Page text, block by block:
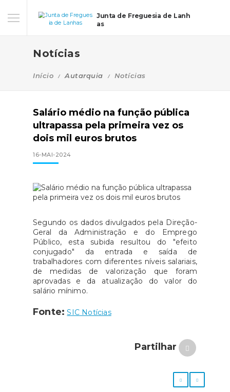
Junta de Freguesia de Lanh
as
Notícias
Início Autarquia Notícias
Salário médio na função pública
ultrapassa pela primeira vez os
dois mil euros brutos
16-MAI-2024
Segundo os dados divulgados pela Direção-
Geral da Administração e do Emprego
Público, esta subida resultou do "efeito
conjugado" da entrada e saída de
trabalhadores com diferentes níveis salariais,
de medidas de valorização que foram
aprovadas e da atualização do valor do
salário mínimo.
Fonte: SIC Notícias
Partilhar